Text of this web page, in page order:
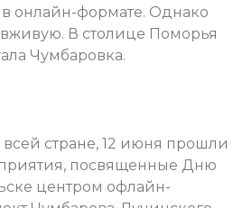
в онлайн-формате. Однако
В столице Поморья
Чумбаровка.
стране, 12 июня прошли
посвященные Дню
центром офлайн-